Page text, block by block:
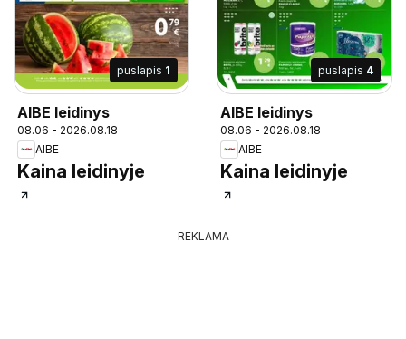
puslapis 1
AIBE leidinys
08.06 - 2026.08.18
AIBE
Kaina leidinyje
puslapis 4
AIBE leidinys
08.06 - 2026.08.18
AIBE
Kaina leidinyje
REKLAMA